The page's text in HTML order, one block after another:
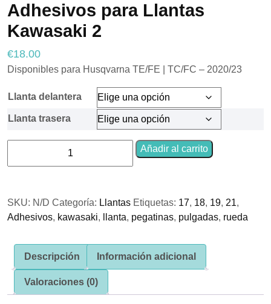
Adhesivos para Llantas
Kawasaki 2
€18.00
Disponibles para Husqvarna TE/FE | TC/FC – 2020/23
Llanta delantera
Llanta trasera
2
cantidad
Añadir al carrito
SKU: N/D Categoría: Llantas Etiquetas: 17, 18, 19, 21,
Adhesivos, kawasaki, llanta, pegatinas, pulgadas, rueda
Descripción Información adicional
Valoraciones (0)
Necesarias
Estas
opcionales.
necesarias
funcione la
Para que
podamos
de la web, en
base a cómo
se usa la
web.